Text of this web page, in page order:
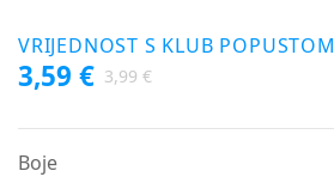
VRIJEDNOST S KLUB POPUSTOM
3,59 € 3,99 €
Boje